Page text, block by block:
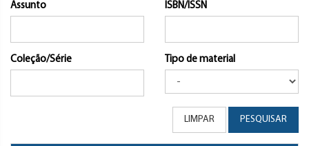
Assunto ISBN/ISSN
Coleção/Série Tipo de material
LIMPAR PESQUISAR